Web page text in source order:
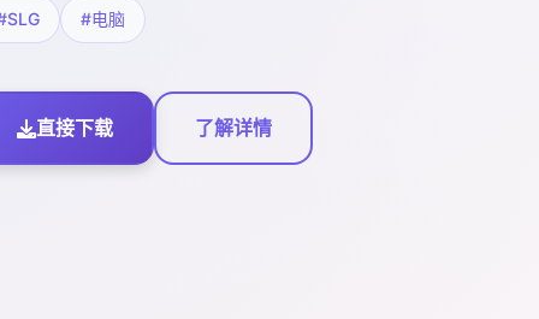
#电脑
直接下载 了解详情